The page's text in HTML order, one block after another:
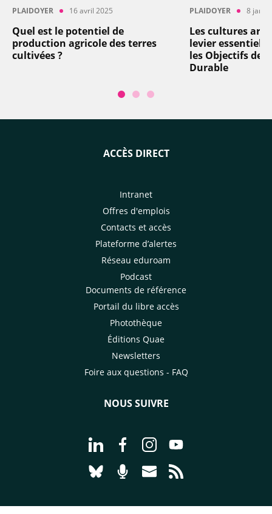
PLAIDOYER 16 avril 2025
Quel est le potentiel de
production agricole des terres
cultivées ?
PLAIDOYER 8
Les cultures
levier essentiel
les Objectifs de
Durable
ACCÈS DIRECT
Intranet
Offres d'emplois
Contacts et accès
Plateforme d’alertes
Réseau eduroam
Podcast
Documents de référence
Portail du libre accès
Photothèque
Éditions Quae
Newsletters
Foire aux questions - FAQ
NOUS SUIVRE
Aller à la page Nous suivre sur
Aller à la page Nous suivre sur
Aller à la page Nous
Aller à la page
Aller à la page Nous suivre sur
Aller à la page Nourrir le
Aller à la page Nous